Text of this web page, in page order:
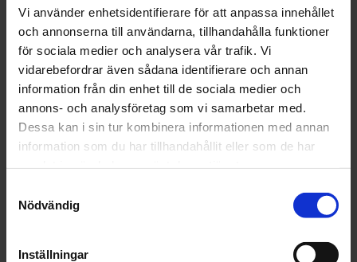
Vi använder enhetsidentifierare för att anpassa innehållet
och annonserna till användarna, tillhandahålla funktioner
för sociala medier och analysera vår trafik. Vi
vidarebefordrar även sådana identifierare och annan
information från din enhet till de sociala medier och
annons- och analysföretag som vi samarbetar med.
Dessa kan i sin tur kombinera informationen med annan
information som du har tillhandahållit eller som de har
Nödvändig
Inställningar
balanced diet and a healthy lifestyle.
Ingredients
OMDÖMEN